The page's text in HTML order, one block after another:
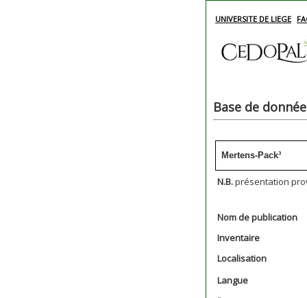
UNIVERSITE DE LIEGE
Base de
Mertens-Pack³
N.B.présentation
Nom de publication
Inventaire
Localisation
Langue